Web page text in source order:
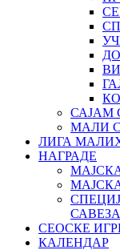
САЈАМ
МАЛИ
ЛИГА
НАГРАДЕ
СЕОСКЕ
КАЛЕНДАР